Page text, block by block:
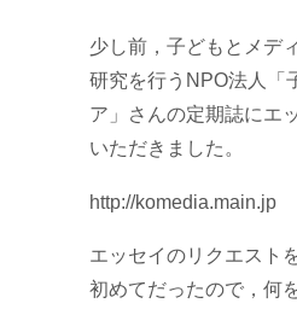
少し前，子どもとメデ
研究を行うNPO法人「
ア」さんの定期誌にエ
いただきました。
http://komedia.main.jp
エッセイのリクエスト
初めてだったので，何